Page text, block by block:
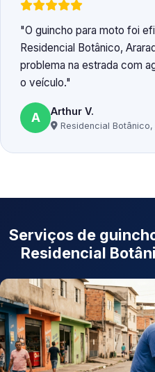
O guincho para moto foi
Residencial Botânico,
problema na estrada com
o veículo.
A Arthur V.
Residencial Botânico,
Serviços de
Residencial